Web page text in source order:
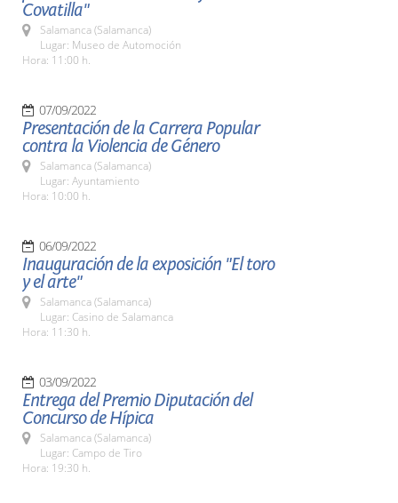
Covatilla"
Salamanca (Salamanca)
Lugar: Museo de Automoción
Hora: 11:00 h.
07/09/2022
Presentación de la Carrera Popular
contra la Violencia de Género
Salamanca (Salamanca)
Lugar: Ayuntamiento
Hora: 10:00 h.
06/09/2022
Inauguración de la exposición "El toro
y el arte"
Salamanca (Salamanca)
Lugar: Casino de Salamanca
Hora: 11:30 h.
03/09/2022
Entrega del Premio Diputación del
Concurso de Hípica
Salamanca (Salamanca)
Lugar: Campo de Tiro
Hora: 19:30 h.